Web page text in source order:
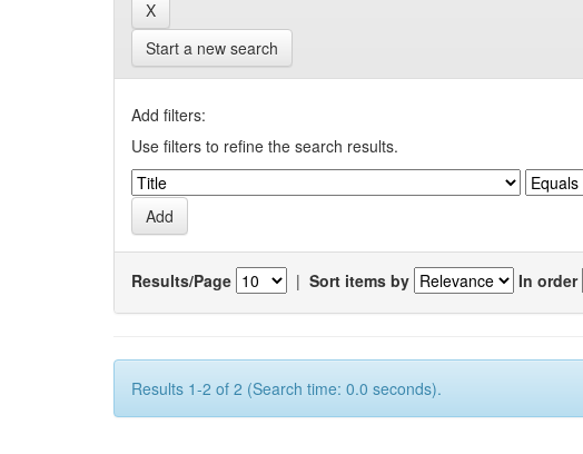
Start a new search
Add filters:
Use filters to refine the search results.
Results/Page | Sort items by In order
Results 1-2 of 2 (Search time: 0.0 seconds).